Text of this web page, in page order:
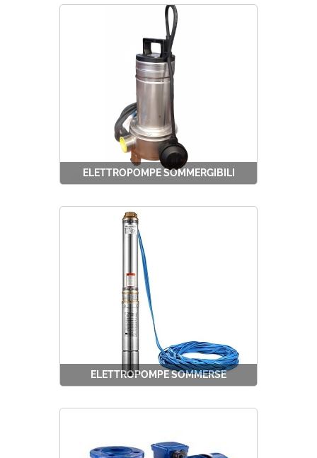
Alimentazione
Prevalenza
Cilindrata
Portata
Protezione
Pet Store
Agricoltura
Ricambi
ELETTROPOMPE SOMMERGIBILI
ELETTROPOMPE SOMMERSE